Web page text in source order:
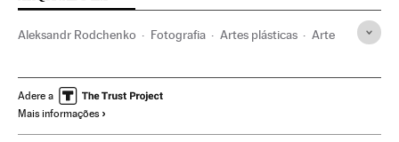
Aleksandr Rodchenko Fotografia Artes plásticas Arte
Adere a
Mais informações